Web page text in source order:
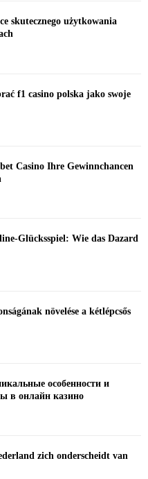
skutecznego użytkowania
f1 casino polska jako swoje
Casino Ihre Gewinnchancen
Glücksspiel: Wie das Dazard
növelése a kétlépcsős
особенности и
в онлайн казино
zich onderscheidt van